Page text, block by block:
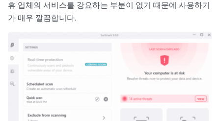
휴 업체의 서비스를 강요하는 부분이 없기 때문에 사용하기
가 매우 깔끔합니다.